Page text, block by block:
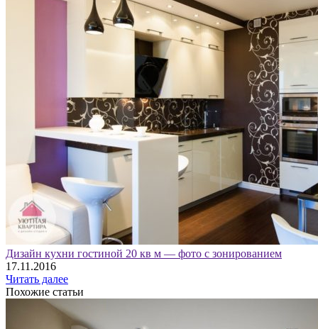
Дизайн кухни гостиной 20 кв м — фото с зонированием
17.11.2016
Читать далее
Похожие статьи